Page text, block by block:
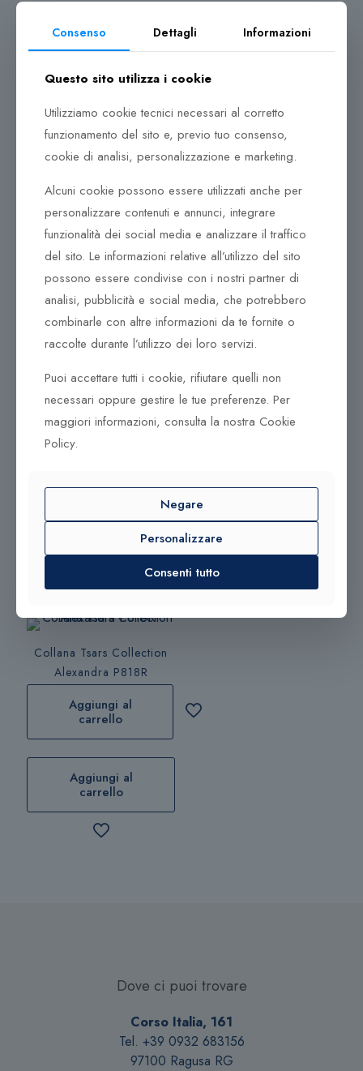
usate per la prima volta negli anni 60 come chiusura
utilizzato in innumerevoli forme, riappare nel corso
o in versione sovrapposta, invertita o astratta. Questo
monogramma è diventato uno status symbol che
trascende le culture, ha acquisito una tale versatilità di
eleganti e, nel giusto contesto, anche in tono
scherzoso.
Prodotti correlati
390,00€
Alexandra P816R
Aggiungi al
carrello
Aggiungi al
295,00€
9Nine
prodotto
varianti.
opzioni
Collana Tsars Collection
Alexandra P818R
Aggiungi al
carrello
Aggiungi al
carrello
Dove ci puoi trovare
Corso Italia, 161
Tel. +39 0932 683156
97100 Ragusa RG
Consenso Dettagli Informazioni
Questo sito utilizza i cookie
Utilizziamo cookie tecnici necessari al corretto
funzionamento del sito e, previo tuo consenso,
cookie di analisi, personalizzazione e marketing.
Alcuni cookie possono essere utilizzati anche per
personalizzare contenuti e annunci, integrare
funzionalità dei social media e analizzare il traffico
del sito. Le informazioni relative all’utilizzo del sito
possono essere condivise con i nostri partner di
analisi, pubblicità e social media, che potrebbero
combinarle con altre informazioni da te fornite o
raccolte durante l’utilizzo dei loro servizi.
Puoi accettare tutti i cookie, rifiutare quelli non
necessari oppure gestire le tue preferenze. Per
maggiori informazioni, consulta la nostra Cookie
Policy.
Negare
Personalizzare
Consenti tutto